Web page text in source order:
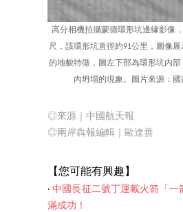
高分相機拍攝蒙德環形坑邊緣影像
尺，該環形坑直徑約91公里，圖像
的地貌特徵，圖左下部為環形坑內
內坍塌的現象。圖片來源：國
◎來源｜中國航天報
◎兩岸犇報編輯｜歐達善
【您可能有興趣】
‧中國長征二號丁運載火箭「一
滿成功！